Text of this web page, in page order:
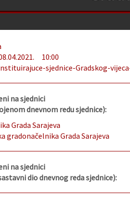
10:00
sjednice-Gradskog-
na sjednici
dnevnom redu sjednice):
Grada Sarajeva
gradonačelnika Grada Sarajeva
na sjednici
dio dnevnog reda sjednice):